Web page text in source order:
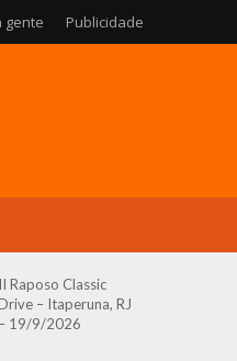
gente Publicidade
II Raposo Classic
– Itaperuna, RJ
– 19/9/2026